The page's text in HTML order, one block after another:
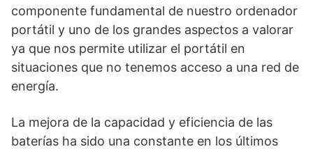
componente fundamental de nuestro ordenador
portátil y uno de los grandes aspectos a valorar
ya que nos permite utilizar el portátil en
situaciones que no tenemos acceso a una red de
energía.
La mejora de la capacidad y eficiencia de las
baterías ha sido una constante en los últimos